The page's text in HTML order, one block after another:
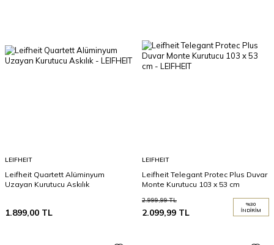
LEIFHEIT
Leifheit Quartett Alüminyum
Uzayan Kurutucu Askılık
1.899,00 TL
LEIFHEIT
Leifheit Telegant Protec Plus Duvar
Monte Kurutucu 103 x 53 cm
2.999,99TL
2.099,99 TL
%30
İNDIRIM